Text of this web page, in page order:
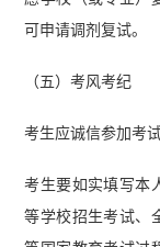
可申请调剂复试。
（五）考风考纪
考生应诚信参加考
考生要如实填写本
等学校招生考试、